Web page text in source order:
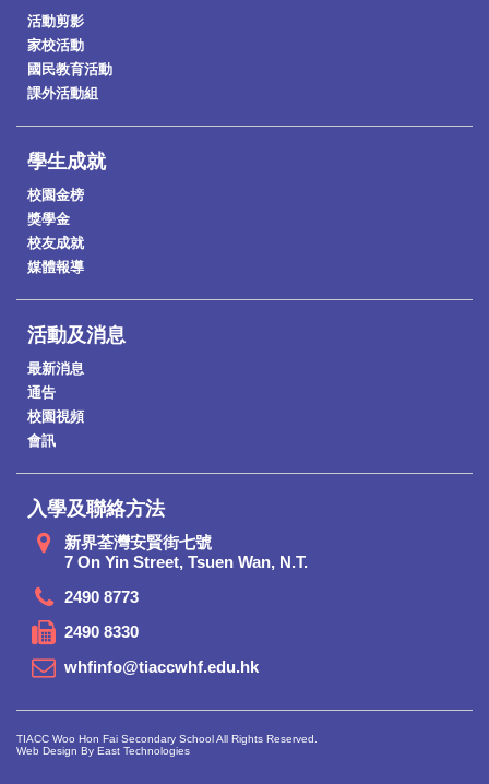
活動剪影
家校活動
國民教育活動
課外活動組
學生成就
校園金榜
獎學金
校友成就
媒體報導
活動及消息
最新消息
通告
校園視頻
會訊
入學及聯絡方法
新界荃灣安賢街七號
7 On Yin Street, Tsuen Wan, N.T.
2490 8773
2490 8330
whfinfo@tiaccwhf.edu.hk
TIACC Woo Hon Fai Secondary School All Rights Reserved.
Web Design By East Technologies